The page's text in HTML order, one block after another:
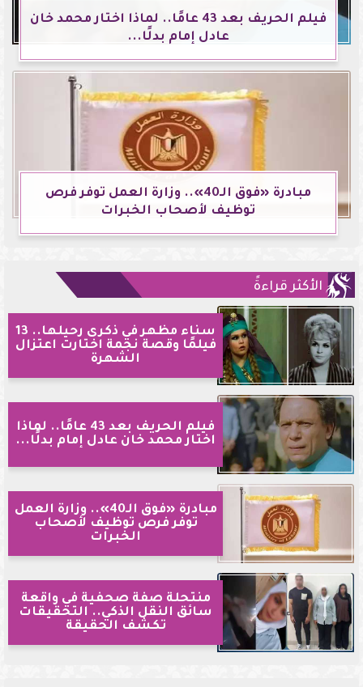
فيلم الحريف بعد 43 عامًا.. لماذا اختار محمد خان
عادل إمام بدلًا...
مبادرة «فوق الـ40».. وزارة العمل توفر فرص
توظيف لأصحاب الخبرات
الأكثر قراءةً
سناء مظهر في ذكرى رحيلها.. 13
فيلمًا وقصة نجمة اختارت اعتزال
الشهرة
فيلم الحريف بعد 43 عامًا.. لماذا
اختار محمد خان عادل إمام بدلًا...
مبادرة «فوق الـ40».. وزارة العمل
توفر فرص توظيف لأصحاب
الخبرات
منتحلة صفة صحفية في واقعة
سائق النقل الذكي.. التحقيقات
تكشف الحقيقة